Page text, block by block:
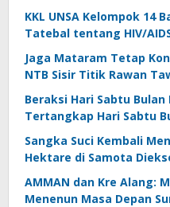
KKL UNSA Kelompok 14
Tatebal tentang HIV/
Jaga Mataram Tetap
NTB Sisir Titik Rawan
Beraksi Hari Sabtu
Tertangkap Hari Sabtu
Sangka Suci Kembali
Hektare di Samota
AMMAN dan Kre Alang:
Menenun Masa Depan